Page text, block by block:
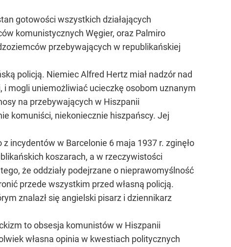
gotowości wszystkich działających
komunistycznych Węgier, oraz Palmiro
przebywających w republikańskiej
policją. Niemiec Alfred Hertz miał nadzór nad
i mogli uniemożliwiać ucieczkę osobom uznanym
na przebywających w Hiszpanii
komuniści, niekoniecznie hiszpańscy. Jej
incydentów w Barcelonie 6 maja 1937 r. zginęło
koszarach, a w rzeczywistości
że oddziały podejrzane o nieprawomyślność
przede wszystkim przed własną policją.
znalazł się angielski pisarz i dziennikarz
to obsesja komunistów w Hiszpanii
własna opinia w kwestiach politycznych